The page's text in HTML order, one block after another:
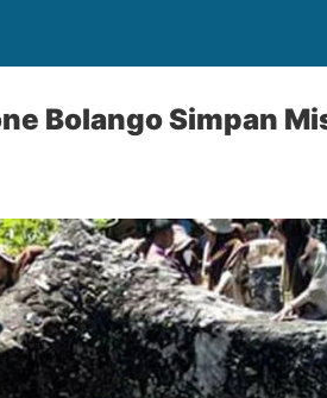
Bolango Simpan